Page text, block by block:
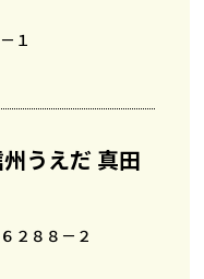
１
うえだ 真田
２８８－２